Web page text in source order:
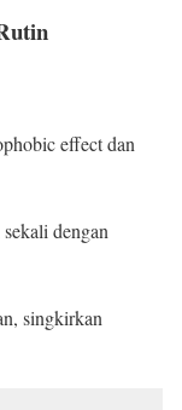
effect dan
dengan
singkirkan